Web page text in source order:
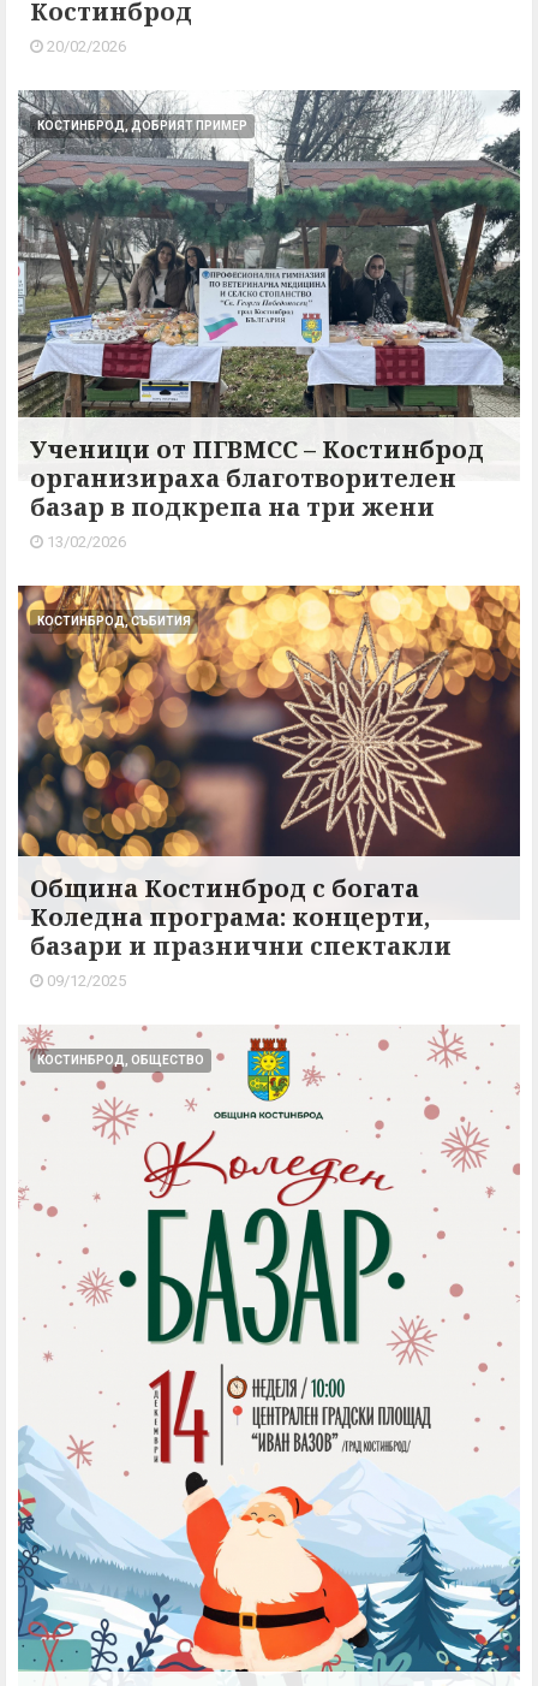
Костинброд
20/02/2026
КОСТИНБРОД, ДОБРИЯТ ПРИМЕР
Ученици от ПГВМСС – Костинброд
организираха благотворителен
базар в подкрепа на три жени
13/02/2026
КОСТИНБРОД, СЪБИТИЯ
Община Костинброд с богата
Коледна програма: концерти,
базари и празнични спектакли
09/12/2025
КОСТИНБРОД, ОБЩЕСТВО